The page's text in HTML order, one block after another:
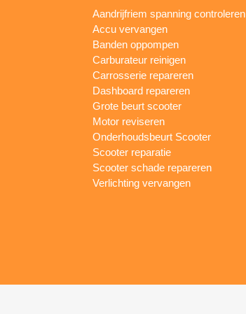
Aandrijfriem spanning controleren
Accu vervangen
Banden oppompen
Carburateur reinigen
Carrosserie repareren
Dashboard repareren
Grote beurt scooter
Motor reviseren
Onderhoudsbeurt Scooter
Scooter reparatie
Scooter schade repareren
Verlichting vervangen